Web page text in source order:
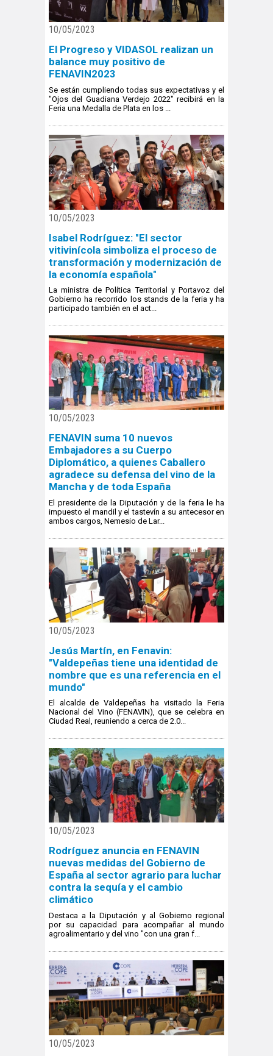
10/05/2023
El Progreso y VIDASOL realizan un
balance muy positivo de
FENAVIN2023
Se están cumpliendo todas sus expectativas y el
"Ojos del Guadiana Verdejo 2022" recibirá en la
Feria una Medalla de Plata en los ...
10/05/2023
Isabel Rodríguez: "El sector
vitivinícola simboliza el proceso de
transformación y modernización de
la economía española"
La ministra de Política Territorial y Portavoz del
Gobierno ha recorrido los stands de la feria y ha
participado también en el act...
10/05/2023
FENAVIN suma 10 nuevos
Embajadores a su Cuerpo
Diplomático, a quienes Caballero
agradece su defensa del vino de la
Mancha y de toda España
El presidente de la Diputación y de la feria le ha
impuesto el mandil y el tastevín a su antecesor en
ambos cargos, Nemesio de Lar...
10/05/2023
Jesús Martín, en Fenavin:
"Valdepeñas tiene una identidad de
nombre que es una referencia en el
mundo"
El alcalde de Valdepeñas ha visitado la Feria
Nacional del Vino (FENAVIN), que se celebra en
Ciudad Real, reuniendo a cerca de 2.0...
10/05/2023
Rodríguez anuncia en FENAVIN
nuevas medidas del Gobierno de
España al sector agrario para luchar
contra la sequía y el cambio
climático
Destaca a la Diputación y al Gobierno regional
por su capacidad para acompañar al mundo
agroalimentario y del vino "con una gran f...
10/05/2023